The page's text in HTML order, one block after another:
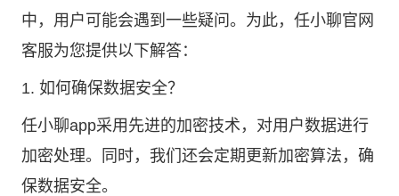
中，用户可能会遇到一些疑问。为此，任小聊官网
客服为您提供以下解答：
1. 如何确保数据安全？
任小聊app采用先进的加密技术，对用户数据进行
加密处理。同时，我们还会定期更新加密算法，确
保数据安全。